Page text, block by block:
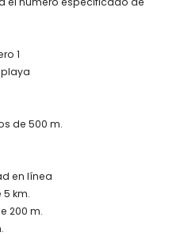
del apartamento)
autobús a menos de 200
kilómetros
el alojamiento tiene
para familias con niños.
incluidos en el precio del
tabla de planchar
horas
1
de 500 m.
en línea
km.
200 m.